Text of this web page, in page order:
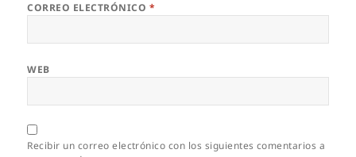
CORREO ELECTRÓNICO *
WEB
Recibir un correo electrónico con los siguientes comentarios a